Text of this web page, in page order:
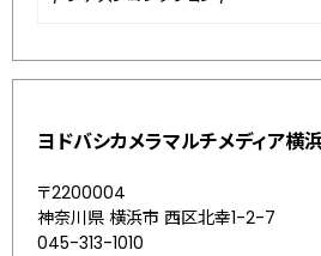
ヨドバシカメラマルチメディア横
〒2200004
神奈川県 横浜市 西区北幸1-2-7
045-313-1010